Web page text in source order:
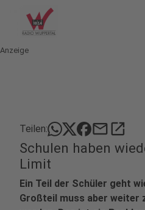
Anzeige
Teilen: mailopen_in_new
Schulen haben
Limit
Ein Teil der Schüler geht
Großteil muss aber weiter